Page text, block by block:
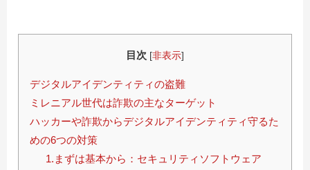
目次 [非表示]
デジタルアイデンティティの盗難
ミレニアル世代は詐欺の主なターゲット
ハッカーや詐欺からデジタルアイデンティティ守るた
めの6つの対策
1.まずは基本から：セキュリティソフトウェア